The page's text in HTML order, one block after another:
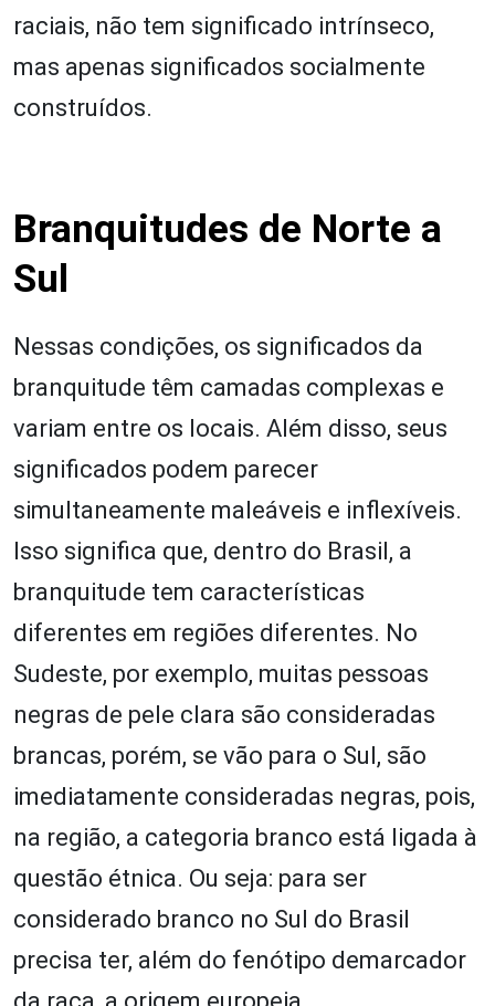
raciais, não tem significado intrínseco,
mas apenas significados socialmente
construídos.
Branquitudes de Norte a
Sul
Nessas condições, os significados da
branquitude têm camadas complexas e
variam entre os locais. Além disso, seus
significados podem parecer
simultaneamente maleáveis e inflexíveis.
Isso significa que, dentro do Brasil, a
branquitude tem características
diferentes em regiões diferentes. No
Sudeste, por exemplo, muitas pessoas
negras de pele clara são consideradas
brancas, porém, se vão para o Sul, são
imediatamente consideradas negras, pois,
na região, a categoria branco está ligada à
questão étnica. Ou seja: para ser
considerado branco no Sul do Brasil
precisa ter, além do fenótipo demarcador